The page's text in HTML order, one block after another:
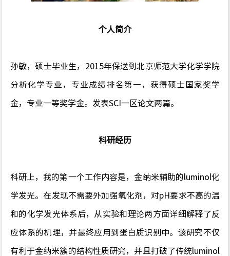
个人简介
孙敏，硕士毕业生， 2015年保送到北京师范大学化学学院
分析化学专业，专业成绩排名第一，获得硕士国家奖学
金，专业一等奖学金。发表SCI 一区论文两篇。
科研经历
科研上，我的第一个工作内容是，金纳米辅助的luminol化
学发光。在发现不需要外加强氧化剂，对pH要求不高的温
和的化学发光体系后，从实验和理论两方面详细解释了反
应体系的机理，并最终应用到蛋白质识别中。该研究不仅
有利于金纳米簇的结构性质研究，并且打破了传统luminol